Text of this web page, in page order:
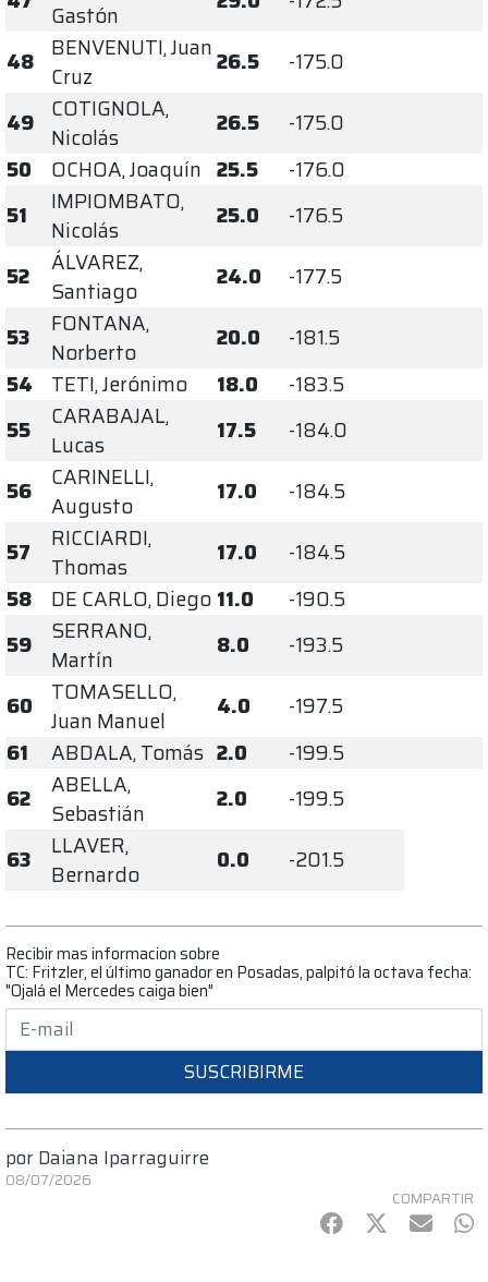
Gastón
48 BENVENUTI, Juan
Cruz
26.5
-175.0
49 COTIGNOLA,
Nicolás
26.5
-175.0
50
OCHOA, Joaquín 25.5
-176.0
51
IMPIOMBATO,
Nicolás
25.0
-176.5
52
ÁLVAREZ,
Santiago
24.0
-177.5
53
FONTANA,
Norberto
20.0
-181.5
54
TETI, Jerónimo 18.0
-183.5
55
CARABAJAL,
Lucas
17.5
-184.0
56
CARINELLI,
Augusto
17.0
-184.5
57
RICCIARDI,
Thomas
17.0
-184.5
58
DE CARLO, Diego 11.0
-190.5
59
SERRANO,
Martín
8.0
-193.5
60
TOMASELLO,
Juan Manuel
4.0
-197.5
61
ABDALA, Tomás 2.0
-199.5
62
ABELLA,
Sebastián
2.0
-199.5
63
LLAVER,
Bernardo
0.0 -201.5
Recibir mas informacion sobre
TC: Fritzler, el último ganador en Posadas, palpitó la octava fecha:
"Ojalá el Mercedes caiga bien"
SUSCRIBIRME
por Daiana Iparraguirre
08/07/2026
COMPARTIR
Facebook
Twitter
mail